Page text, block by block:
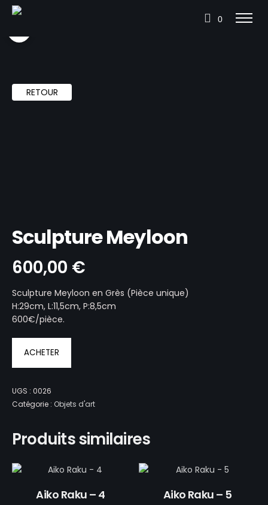
0
RETOUR
Sculpture Meyloon
600,00 €
Sculpture Meyloon en Grès (Pièce unique)
H:29cm, L:11,5cm, P:8,5cm
600€/pièce.
ACHETER
UGS : 0026
Catégorie : Objets d'art
Produits similaires
Aiko Raku – 4 Aiko Raku – 5